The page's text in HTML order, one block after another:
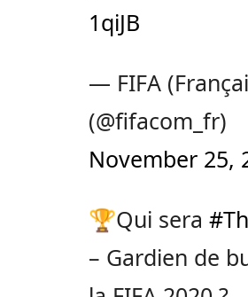
1qiJB
— FIFA
(@fifacom_fr)
November 25,
🏆Qui sera
– Gardien de